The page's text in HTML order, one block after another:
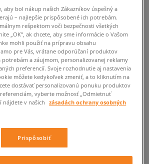
o dostupnosti
dostanete od nás oznámenie.
Veľkosti US
aby bol nákup našich Zákazníkov úspešný a
– najlepšie prispôsobené ich potrebám.
rešpektom voči bezpečnosti všetkých
„OK”, ak chcete, aby sme informácie o Vašom
mohli použiť na prípravu obsahu
pre Vás, vrátane odporúčaní produktov
potrebám a záujmom, personalizovanej reklamy
preferencií. Svoje rozhodnutie aj nastavenia
môžete kedykoľvek zmeniť, a to kliknutím na
dostávať personalizovanú ponuku produktov
vyberte možnosť „Odmietnuť
nájdete v našich
zásadách ochrany osobných
Prispôsobiť